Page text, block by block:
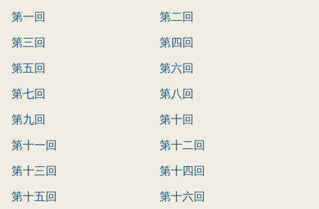
第一回
第二回
第三回
第四回
第五回
第六回
第七回
第八回
第九回
第十回
第十一回
第十二回
第十三回
第十四回
第十五回
第十六回